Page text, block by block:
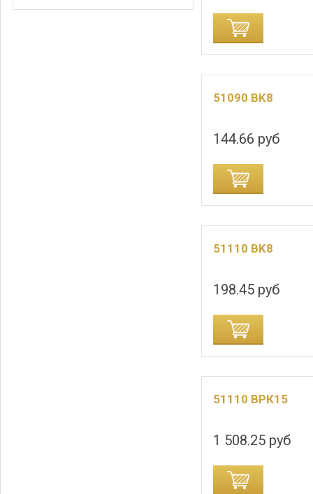
ДОБАВИТЬ
51090 BK8
144.66 руб
ДОБАВИТЬ
51110 BK8
198.45 руб
ДОБАВИТЬ
51110 ВРК15
1 508.25 руб
ДОБАВИТЬ